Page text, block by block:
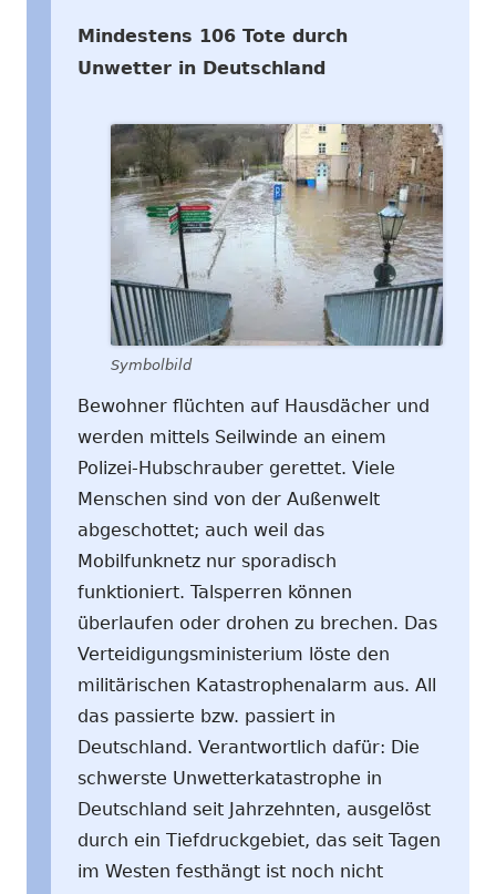
Mindestens 106 Tote durch
Unwetter in Deutschland
Symbolbild
Bewohner flüchten auf Hausdächer und
werden mittels Seilwinde an einem
Polizei-Hubschrauber gerettet. Viele
Menschen sind von der Außenwelt
abgeschottet; auch weil das
Mobilfunknetz nur sporadisch
funktioniert. Talsperren können
überlaufen oder drohen zu brechen. Das
Verteidigungsministerium löste den
militärischen Katastrophenalarm aus. All
das passierte bzw. passiert in
Deutschland. Verantwortlich dafür: Die
schwerste Unwetterkatastrophe in
Deutschland seit Jahrzehnten, ausgelöst
durch ein Tiefdruckgebiet, das seit Tagen
im Westen festhängt ist noch nicht